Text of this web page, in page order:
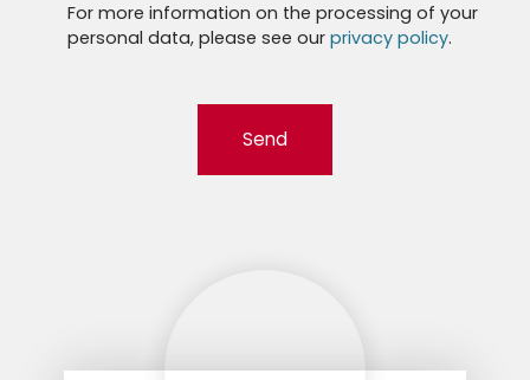
For more information on the processing of your
personal data, please see our privacy policy.
Send